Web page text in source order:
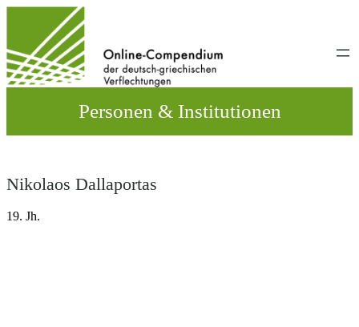
wechseln
Personen & Institutionen
Nikolaos Dallaportas
19. Jh.